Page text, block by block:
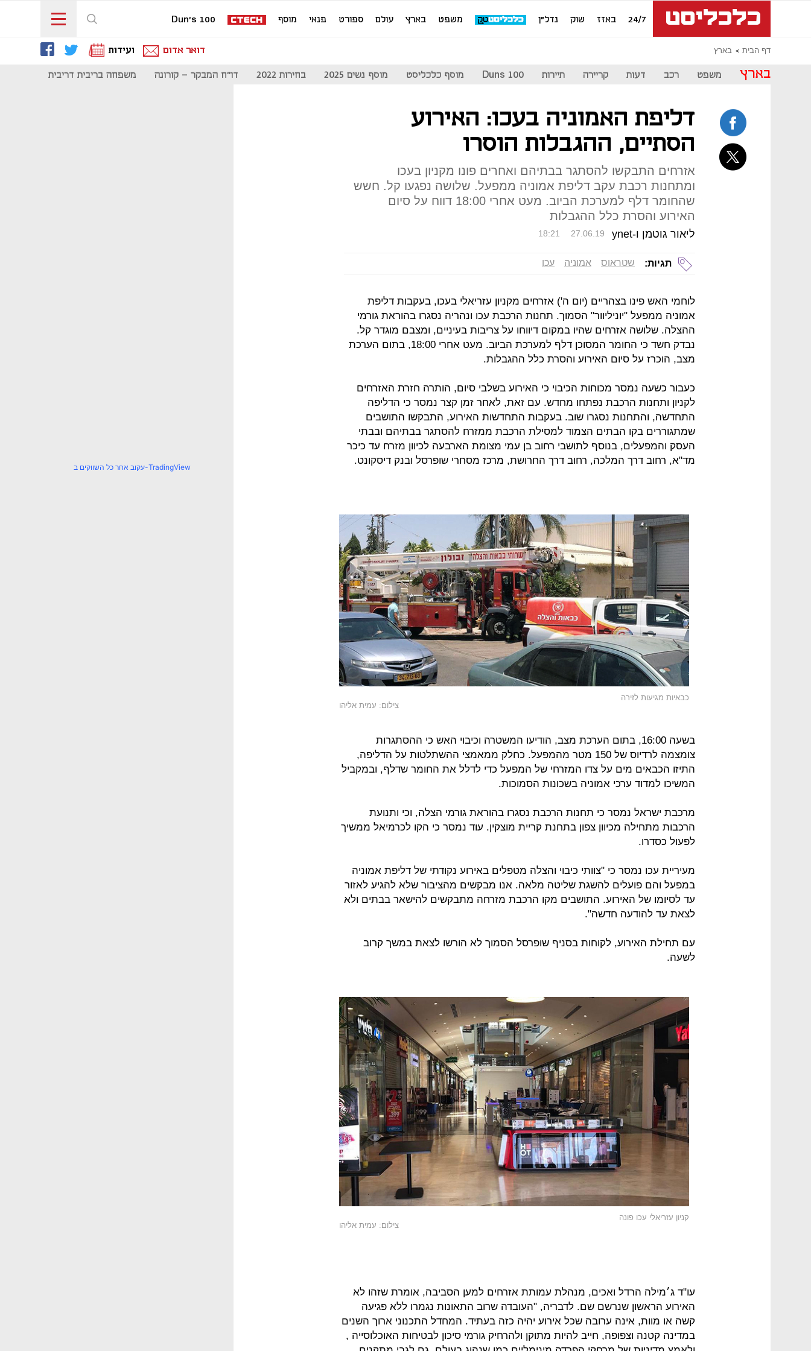
24/7 באזז שוק נדל"ן משפט בארץ עולם ספורט פנאי מוסף Dun's 100
דף הבית בארץ דואר אדום ועידות
בארץ משפט רכב דעות קריירה תיירות Duns 100 מוסף כלכליסט מוסף נשים 2025 בחירות 2022 דו"ח המבקר - קורונה משפחה בריבית דריבית
דליפת האמוניה בעכו: האירוע
הסתיים, ההגבלות הוסרו
אזרחים התבקשו להסתגר בבתיהם ואחרים פונו מקניון בעכו
ומתחנות רכבת עקב דליפת אמוניה ממפעל. שלושה נפגעו קל. חשש
שהחומר דלף למערכת הביוב. מעט אחרי 18:00 דווח על סיום
האירוע והסרת כלל ההגבלות
ליאור גוטמן ו-ynet 18:21 27.06.19
תגיות: שטראוס אמוניה עכו
לוחמי האש פינו בצהריים (יום ה') אזרחים מקניון עזריאלי בעכו, בעקבות דליפת
אמוניה ממפעל "יוניליוור" הסמוך. תחנות הרכבת עכו ונהריה נסגרו בהוראת גורמי
ההצלה. שלושה אזרחים שהיו במקום דיווחו על צריבות בעיניים, ומצבם מוגדר קל.
נבדק חשד כי החומר המסוכן דלף למערכת הביוב. מעט אחרי 18:00, בתום הערכת
מצב, הוכרז על סיום האירוע והסרת כלל ההגבלות.
כעבור כשעה נמסר מכוחות הכיבוי כי האירוע בשלבי סיום, הותרה חזרת האזרחים
לקניון ותחנות הרכבת נפתחו מחדש. עם זאת, לאחר זמן קצר נמסר כי הדליפה
התחדשה, והתחנות נסגרו שוב. בעקבות התחדשות האירוע, התבקשו התושבים
שמתגוררים בקו הבתים הצמוד למסילת הרכבת ממזרח להסתגר בבתיהם ובבתי
העסק והמפעלים, בנוסף לתושבי רחוב בן עמי מצומת הארבעה לכיוון מזרח עד כיכר
מד"א, רחוב דרך המלכה, רחוב דרך החרושת, מרכז מסחרי שופרסל ובנק דיסקונט.
כבאיות מגיעות לזירה
צילום: עמית אליהו
בשעה 16:00, בתום הערכת מצב, הודיעו המשטרה וכיבוי האש כי ההסתגרות
צומצמה לרדיוס של 150 מטר מהמפעל. כחלק ממאמצי ההשתלטות על הדליפה,
התיזו הכבאים מים על צדו המזרחי של המפעל כדי לדלל את החומר שדלף, ובמקביל
המשיכו למדוד ערכי אמוניה בשכונות הסמוכות.
מרכבת ישראל נמסר כי תחנות הרכבת נסגרו בהוראת גורמי הצלה, וכי ותנועת
הרכבות מתחילה מכיוון צפון בתחנת קריית מוצקין. עוד נמסר כי הקו לכרמיאל ממשיך
לפעול כסדרו.
מעיריית עכו נמסר כי "צוותי כיבוי והצלה מטפלים באירוע נקודתי של דליפת אמוניה
במפעל והם פועלים להשגת שליטה מלאה. אנו מבקשים מהציבור שלא להגיע לאזור
עד לסיומו של האירוע. התושבים מקו הרכבת מזרחה מתבקשים להישאר בבתים ולא
לצאת עד להודעה חדשה".
עם תחילת האירוע, לקוחות בסניף שופרסל הסמוך לא הורשו לצאת במשך קרוב
לשעה.
קניון עזריאלי עכו פונה
צילום: עמית אליהו
עו"ד ג׳מילה הרדל ואכים, מנהלת עמותת אזרחים למען הסביבה, אומרת שזהו לא
האירוע הראשון שנרשם שם. לדבריה, "העובדה שרוב התאונות נגמרו ללא פגיעה
קשה או מוות, אינה ערובה שכל אירוע יהיה כזה בעתיד. המחדל התכנוני ארוך השנים
במדינה קטנה וצפופה, חייב להיות מתוקן ולהרחיק גורמי סיכון לבטיחות האוכלוסייה ,
עקוב אחר כל השווקים ב-TradingView